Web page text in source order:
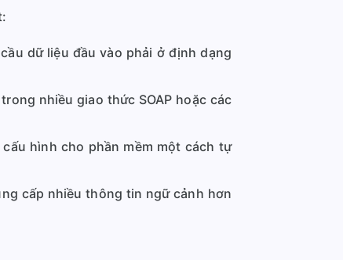
dữ liệu đầu vào phải ở định dạng
nhiều giao thức SOAP hoặc các
hình cho phần mềm một cách tự
cấp nhiều thông tin ngữ cảnh hơn